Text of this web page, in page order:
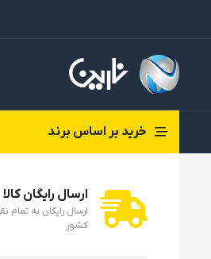
خرید بر اساس برند
ارسال رایگان کالا
ارسال رایگان به تمام
کشور